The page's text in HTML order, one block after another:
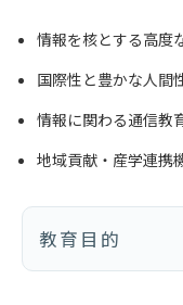
情報を核とする高度
国際性と豊かな人間
情報に関わる通信教
地域貢献・産学連携
教育目的